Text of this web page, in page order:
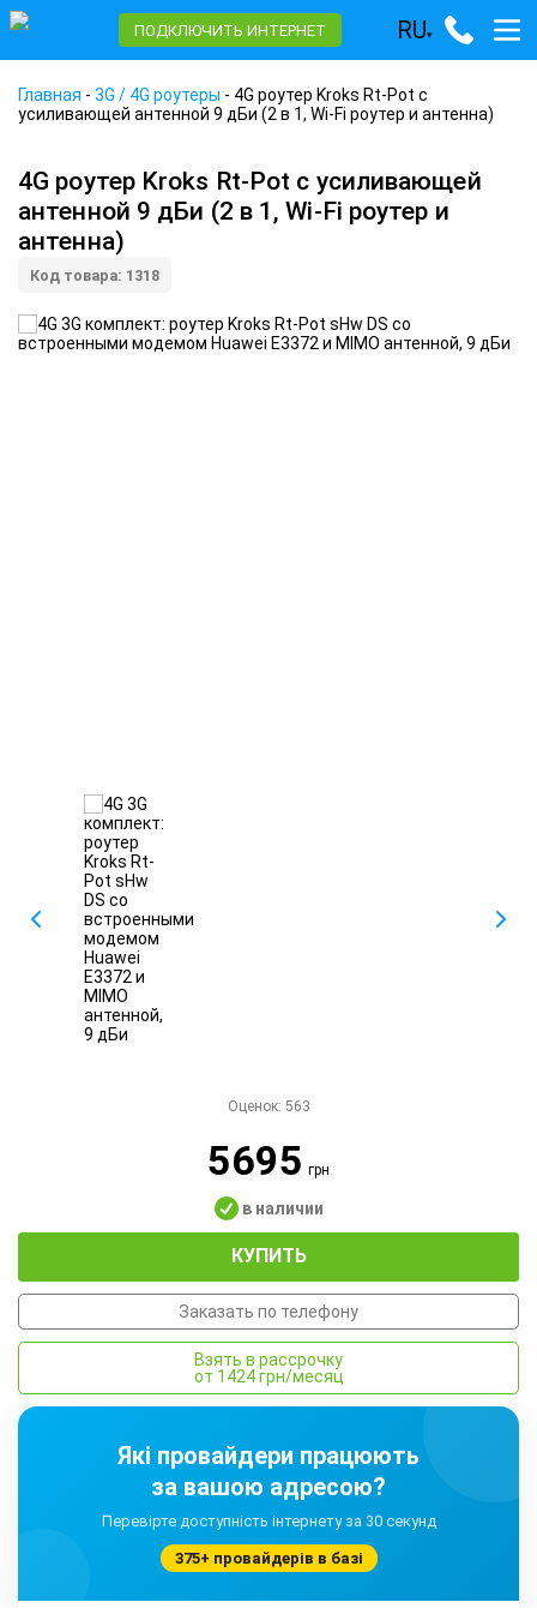
ПОДКЛЮЧИТЬ ИНТЕРНЕТ RU▾
Главная - 3G / 4G роутеры - 4G роутер Kroks Rt-Pot с
усиливающей антенной 9 дБи (2 в 1, Wi-Fi роутер и антенна)
4G роутер Kroks Rt-Pot с усиливающей
антенной 9 дБи (2 в 1, Wi-Fi роутер и
антенна)
Код товара: 1318
Оценок: 563
5695грн
в наличии
КУПИТЬ
Заказать по телефону
Взять в рассрочку
от 1424 грн/месяц
Які провайдери працюють
за вашою адресою?
Перевірте доступність інтернету за 30 секунд
375+ провайдерів в базі